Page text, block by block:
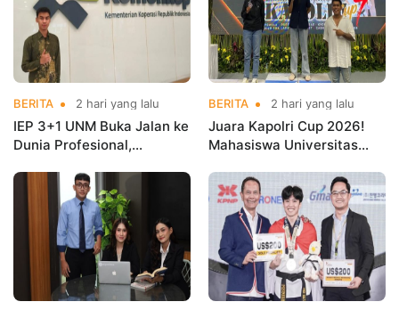
BERITA 2 hari yang lalu
IEP 3+1 UNM Buka Jalan ke
Dunia Profesional,
Kementerian Koperasi
BERITA 2 hari yang lalu
Juara Kapolri Cup 2026!
Mahasiswa Universitas
Nama Kampus di Kejurnas
Taekwondo